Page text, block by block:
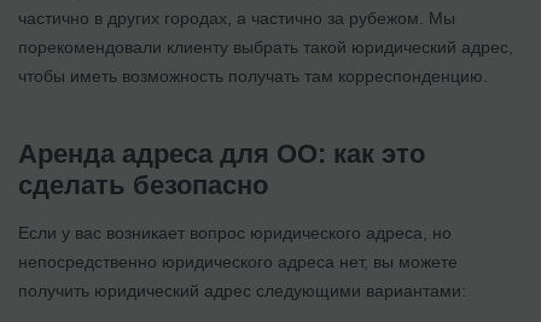
частично в других городах, а частично за рубежом. Мы
порекомендовали клиенту выбрать такой юридический адрес,
чтобы иметь возможность получать там корреспонденцию.
Аренда адреса для ОО: как это
сделать безопасно
Если у вас возникает вопрос юридического адреса, но
непосредственно юридического адреса нет, вы можете
получить юридический адрес следующими вариантами: